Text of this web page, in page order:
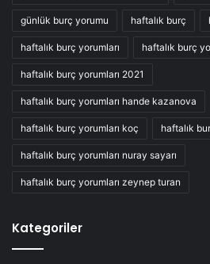
günlük burç yorumu haftalık burç
haftalık burç yorumları haftalık burç
haftalık burç yorumları 2021
haftalık burç yorumları hande kazanova
haftalık burç yorumları koç haftalık
haftalık burç yorumları nuray sayarı
haftalık burç yorumları zeynep turan
Kategoriler